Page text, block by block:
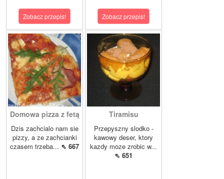
Zobacz przepis! Zobacz przepis!
Domowa pizza z fetą
Dzis zachcialo nam sie
pizzy, a ze zachcianki
czasem trzeba... ⇖ 667
Tiramisu
Przepyszny slodko -
kawowy deser, ktory
kazdy moze zrobic w...
⇖ 651